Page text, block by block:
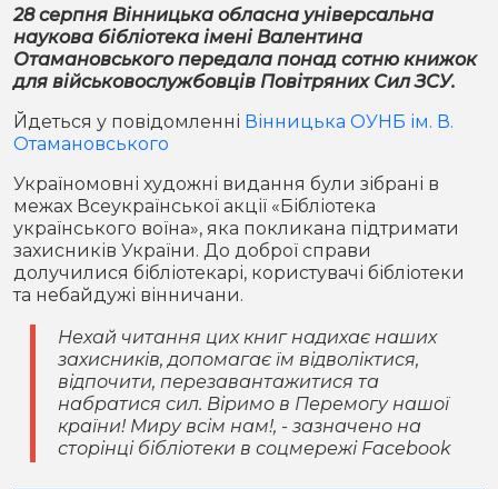
Конфлікти
Спорт
Підписатись на нас у Telegram
28 серпня Вінницька обласна універсальна
наукова бібліотека імені Валентина
Отамановського передала понад сотню книжок
для військовослужбовців Повітряних Сил ЗСУ.
Йдеться у повідомленні Вінницька ОУНБ ім. В.
Отамановського
Україномовні художні видання були зібрані в
межах Всеукраїнської акції «Бібліотека
українського воїна», яка покликана підтримати
захисників України. До доброї справи
долучилися бібліотекарі, користувачі бібліотеки
та небайдужі вінничани.
Нехай читання цих книг надихає наших
захисників, допомагає їм відволіктися,
відпочити, перезавантажитися та
набратися сил. Віримо в Перемогу нашої
країни! Миру всім нам!, - зазначено на
сторінці бібліотеки в соцмережі Facebook